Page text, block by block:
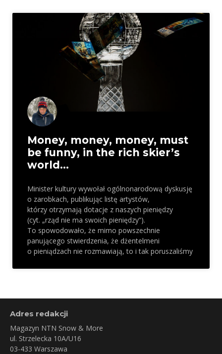
Money, money, money, must
be funny, in the rich skier’s
world…
Minister kultury wywołał ogólnonarodową dyskusję
o zarobkach, publikując listę artystów,
którzy otrzymają dotacje z naszych pieniędzy
(cyt. „rząd nie ma swoich pieniędzy”).
To spowodowało, że mimo powszechnie
panującego stwierdzenia, że dżentelmeni
o pieniądzach nie rozmawiają, to i tak poruszaliśmy
Adres redakcji
Magazyn NTN Snow & More
ul. Strzelecka 10A/U16
03-433 Warszawa